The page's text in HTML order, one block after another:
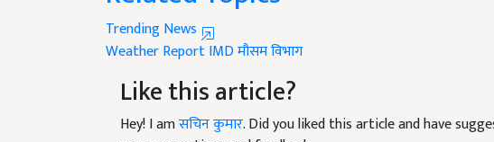
Trending News
Weather ReportIMD
Like this article?
Hey! I amसचिन कुमार. Did you liked this article and have
your suggestions and feedback.